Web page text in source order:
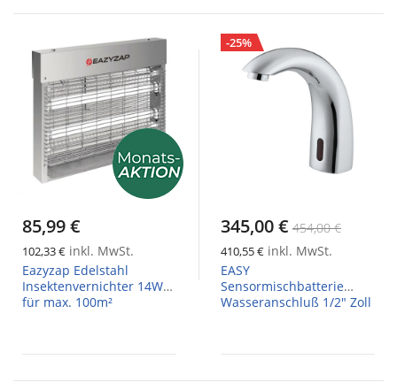
85,99 €
102,33 € inkl. MwSt.
Eazyzap Edelstahl
Insektenvernichter 14W
für max. 100m²
-25%
345,00 € 454,00 €
410,55 € inkl. MwSt.
EASY
Sensormischbatterie
Wasseranschluß 1/2" Zoll